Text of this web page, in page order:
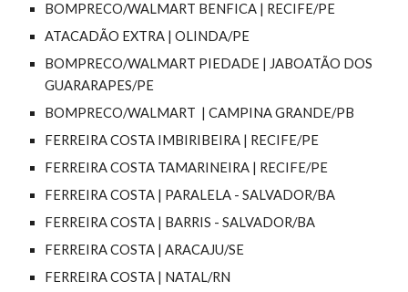
BOMPRECO/WALMART BENFICA | RECIFE/PE
ATACADÃO EXTRA | OLINDA/PE
BOMPRECO/WALMART PIEDADE | JABOATÃO DOS
GUARARAPES/PE
BOMPRECO/WALMART | CAMPINA GRANDE/PB
FERREIRA COSTA IMBIRIBEIRA | RECIFE/PE
FERREIRA COSTA TAMARINEIRA | RECIFE/PE
FERREIRA COSTA | PARALELA - SALVADOR/BA
FERREIRA COSTA | BARRIS - SALVADOR/BA
FERREIRA COSTA | ARACAJU/SE
FERREIRA COSTA | NATAL/RN